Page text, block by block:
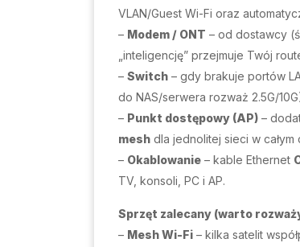
VLAN/Guest Wi-Fi oraz
– Modem / ONT – od dostawcy
„inteligencję” przejmuje Twój
– Switch – gdy brakuje portów
do NAS/serwera rozważ 2.5G/
– Punkt dostępowy (AP) –
mesh dla jednolitej sieci w całym
– Okablowanie – kable Ethernet
TV, konsoli, PC i AP.
Sprzęt zalecany (warto
– Mesh Wi-Fi – kilka satelit